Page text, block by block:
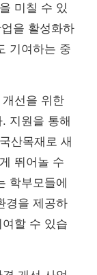
미칠 수 있
을 활성화하
기여하는 중
선을 위한
지원을 통해
산목재로 새
뛰어놀 수
학부모들에
경을 제공하
할 수 있습